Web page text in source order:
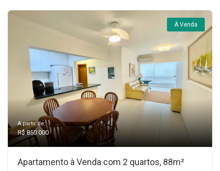
À Venda
A partir de:
R$ 850.000
Apartamento à Venda com 2 quartos, 88m²